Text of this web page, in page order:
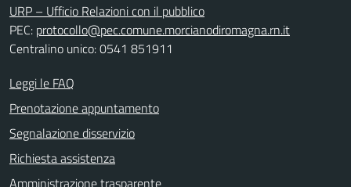
URP – Ufficio Relazioni con il pubblico
PEC: protocollo@pec.comune.morcianodiromagna.rn.it
Centralino unico: 0541 851911
Leggi le FAQ
Prenotazione appuntamento
Segnalazione disservizio
Richiesta assistenza
Amministrazione trasparente